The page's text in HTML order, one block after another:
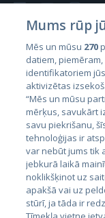
Valstis
Igaunija
Latvija
Lietuva
Mums rūp
Mēs un mūsu 270
datiem,
identifikatoriem
aktivizētas
“Mēs un mūsu
mērķus, savukārt
savu piekrišanu,
tehnoloģijas ir
var nebūt jums tik
jebkurā laikā
noklikšķinot uz
apakšā vai uz
stūrī, ja tāda ir